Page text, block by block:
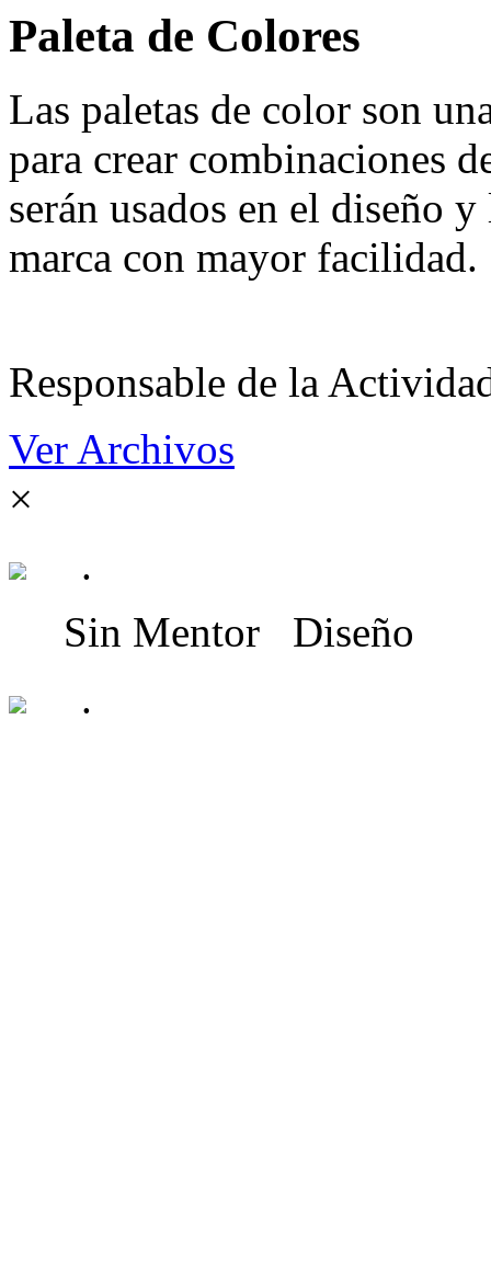
Paleta de Colores
Las paletas de color son
para crear combinaciones
serán usados en el diseño
marca con mayor facilidad.
Responsable de la
Ver Archivos
×
.
Sin Mentor Diseño
.